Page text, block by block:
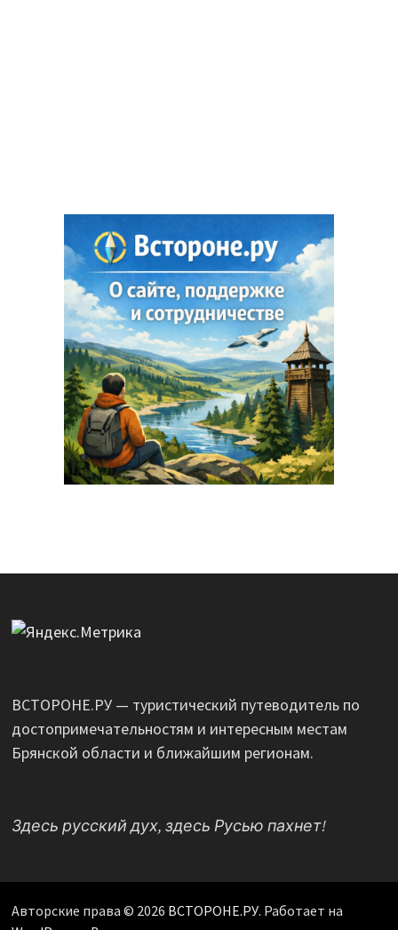
ВСТОРОНЕ.РУ — туристический путеводитель по
достопримечательностям и интересным местам
Брянской области и ближайшим регионам.
Здесь русский дух, здесь Русью пахнет!
Авторские права © 2026 ВСТОРОНЕ.РУ. Работает на